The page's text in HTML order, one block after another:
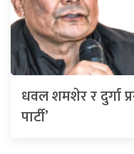
धवल शमशेर र दुर्गा
पार्टी’